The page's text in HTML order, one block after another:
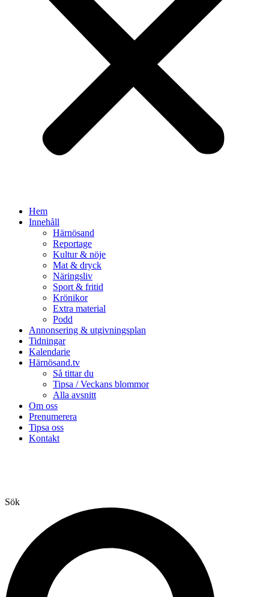
Hem
Innehåll
Härnösand
Reportage
Kultur & nöje
Mat & dryck
Näringsliv
Sport & fritid
Krönikor
Extra material
Podd
Annonsering & utgivningsplan
Tidningar
Kalendarie
Härnösand.tv
Så tittar du
Tipsa / Veckans blommor
Alla avsnitt
Om oss
Prenumerera
Tipsa oss
Kontakt
Sök